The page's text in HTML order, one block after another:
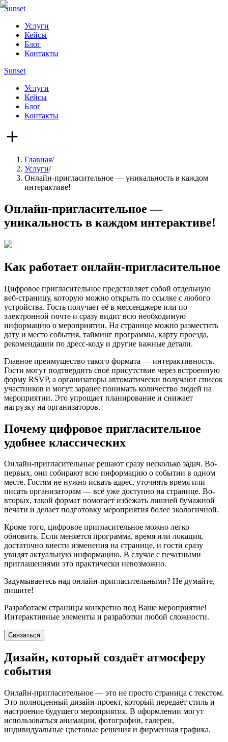
Sunset
Услуги
Кейсы
Блог
Контакты
Sunset
Услуги
Кейсы
Блог
Контакты
Главная/
Услуги/
Онлайн-пригласительное — уникальность в каждом
интерактиве!
Онлайн-пригласительное —
уникальность в каждом интерактиве!
Как работает онлайн-пригласительное
Цифровое пригласительное представляет собой отдельную
веб-страницу, которую можно открыть по ссылке с любого
устройства. Гость получает её в мессенджере или по
электронной почте и сразу видит всю необходимую
информацию о мероприятии. На странице можно разместить
дату и место события, тайминг программы, карту проезда,
рекомендации по дресс-коду и другие важные детали.
Главное преимущество такого формата — интерактивность.
Гости могут подтвердить своё присутствие через встроенную
форму RSVP, а организаторы автоматически получают список
участников и могут заранее понимать количество людей на
мероприятии. Это упрощает планирование и снижает
нагрузку на организаторов.
Почему цифровое пригласительное
удобнее классических
Онлайн-пригласительные решают сразу несколько задач. Во-
первых, они собирают всю информацию о событии в одном
месте. Гостям не нужно искать адрес, уточнять время или
писать организаторам — всё уже доступно на странице. Во-
вторых, такой формат помогает избежать лишней бумажной
печати и делает подготовку мероприятия более экологичной.
Кроме того, цифровое пригласительное можно легко
обновить. Если меняется программа, время или локация,
достаточно внести изменения на странице, и гости сразу
увидят актуальную информацию. В случае с печатными
приглашениями это практически невозможно.
Задумываетесь над онлайн-пригласительными? Не думайте,
пишите!
Разработаем страницы конкретно под Ваше мероприятие!
Интерактивные элементы и разработки любой сложности.
Связаться
Дизайн, который создаёт атмосферу
события
Онлайн-пригласительное — это не просто страница с текстом.
Это полноценный дизайн-проект, который передаёт стиль и
настроение будущего мероприятия. В оформлении могут
использоваться анимации, фотографии, галереи,
индивидуальные цветовые решения и фирменная графика.